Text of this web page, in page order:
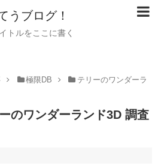
うブログ！
トルをここに書く
極限DB
テリーのワンダーラ
のワンダーランド3D 調査